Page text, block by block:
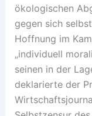
ökologischen
gegen sich
Hoffnung im
„individuell
seinen in der
deklarierte der